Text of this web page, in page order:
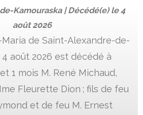
Kamouraska | Décédé(e) le4
août 2026
Maria de Saint-Alexandre-de-
août 2026 est décédé à
1 mois M. René Michaud,
Fleurette Dion ; fils de feu
et de feu M. Ernest